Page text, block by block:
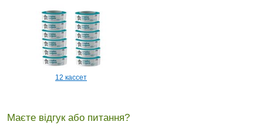
12 кассет
Маєте відгук або питання?